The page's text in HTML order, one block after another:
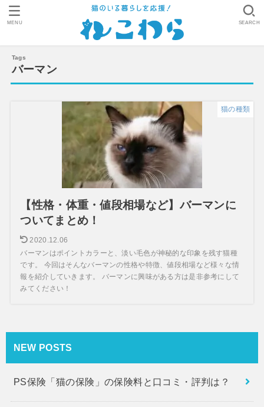
SEARCH
MENU
バーマン
猫の種類
【性格・体重・値段相場など】バーマンに
ついてまとめ！
2020.12.06
バーマンはポイントカラーと、淡い毛色が神秘的な印象を残す猫種
です。 今回はそんなバーマンの性格や特徴、値段相場など様々な情
報を紹介していきます。 バーマンに興味がある方は是非参考にして
みてください！
NEW POSTS
PS保険「猫の保険」の保険料と口コミ・評判は？